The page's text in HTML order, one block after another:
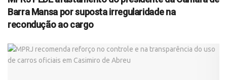
Barra Mansa por suposta irregularidade na
recondução ao cargo